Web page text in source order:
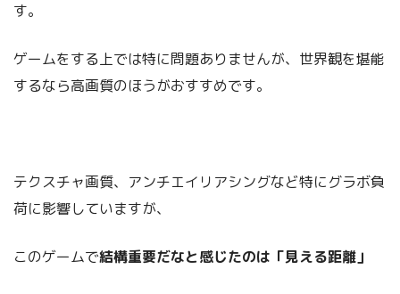
す。
ゲームをする上では特に問題ありませんが、世界観を堪能
するなら高画質のほうがおすすめです。
テクスチャ画質、アンチエイリアシングなど特にグラボ負
荷に影響していますが、
このゲームで結構重要だなと感じたのは「見える距離」